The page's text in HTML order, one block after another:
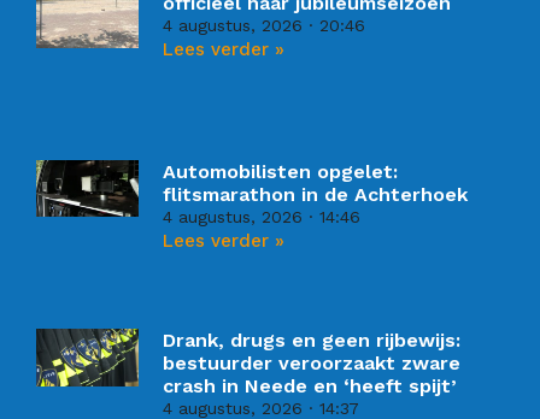
4 augustus, 2026 20:46
Lees verder »
Automobilisten opgelet:
flitsmarathon in de Achterhoek
4 augustus, 2026 14:46
Lees verder »
Drank, drugs en geen rijbewijs:
bestuurder veroorzaakt zware
crash in Neede en ‘heeft spijt’
4 augustus, 2026 14:37